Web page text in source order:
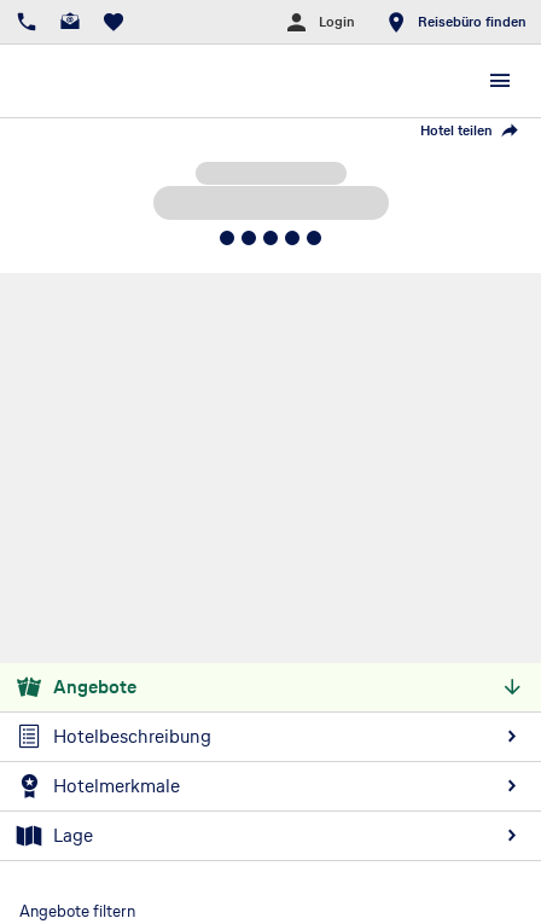
Login Reisebüro finden
Hotel teilen
5
Angebote
Hotelbeschreibung
Hotelmerkmale
Lage
Angebote filtern